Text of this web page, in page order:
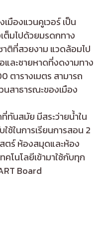
มืองแวนคูเวอร์ เป็น
ต็มไปด้วยมรดกทาง
ติที่สวยงาม แวดล้อมไป
และชายหาดที่งดงามทาง
ตารางเมตร สามารถ
นสาธารณะของเมือง
ทันสมัย มีสระว่ายน้ำใน
ช้ในการเรียนการสอน 2
ตร์ ห้องสมุดและห้อง
โนโลยีเข้ามาใช้กับทุก
Board